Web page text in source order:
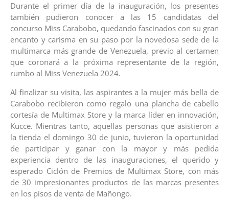
Durante el primer día de la inauguración, los presentes
también pudieron conocer a las 15 candidatas del
concurso Miss Carabobo, quedando fascinados con su gran
encanto y carisma en su paso por la novedosa sede de la
multimarca más grande de Venezuela, previo al certamen
que coronará a la próxima representante de la región,
rumbo al Miss Venezuela 2024.
Al finalizar su visita, las aspirantes a la mujer más bella de
Carabobo recibieron como regalo una plancha de cabello
cortesía de Multimax Store y la marca líder en innovación,
Kucce. Mientras tanto, aquellas personas que asistieron a
la tienda el domingo 30 de junio, tuvieron la oportunidad
de participar y ganar con la mayor y más pedida
experiencia dentro de las inauguraciones, el querido y
esperado Ciclón de Premios de Multimax Store, con más
de 30 impresionantes productos de las marcas presentes
en los pisos de venta de Mañongo.